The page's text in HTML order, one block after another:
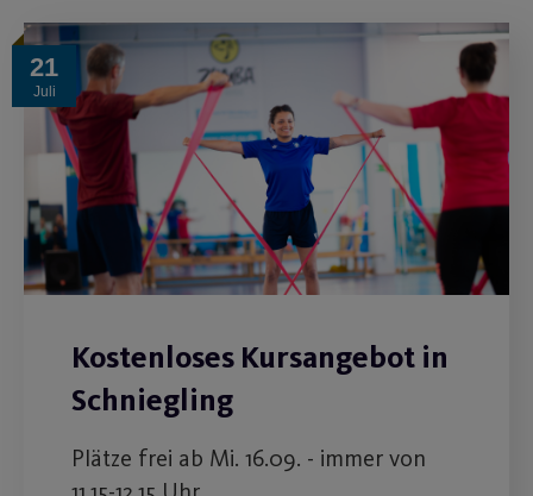
21
Juli
Kostenloses Kursangebot in
Schniegling
Plätze frei ab Mi. 16.09. - immer von